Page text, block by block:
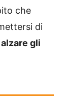
che
di
gli